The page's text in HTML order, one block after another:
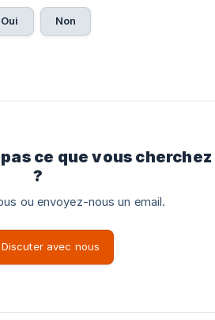
Oui Non
ce que vous cherchez
?
ou envoyez-nous un email.
Discuter avec nous